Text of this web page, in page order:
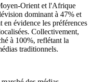
Orient et l'Afrique
dominant à 47% et
en évidence les préférences
Collectivement,
à 100%, reflétant la
traditionnels.